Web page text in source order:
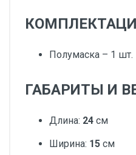
Полумаска – 1 шт.
ГАБАРИТЫ И
Длина: 24 см
Ширина: 15 см